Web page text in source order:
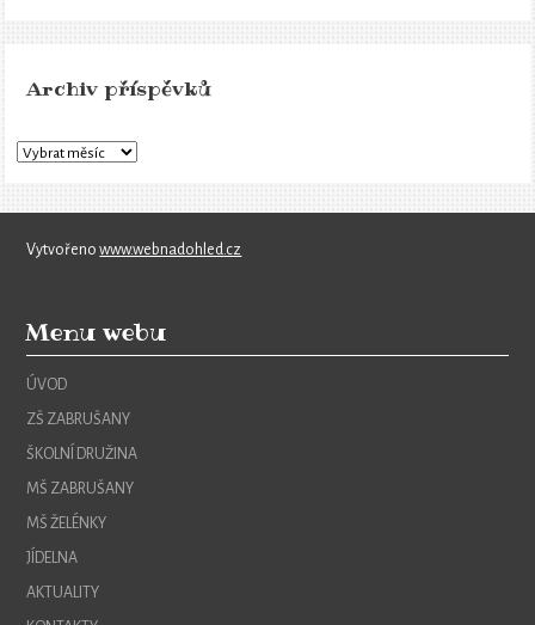
Archiv příspěvků
Vytvořenowww.webnadohled.cz
Menu webu
ÚVOD
ZŠ ZABRUŠANY
ŠKOLNÍ DRUŽINA
MŠ ZABRUŠANY
MŠ ŽELÉNKY
JÍDELNA
AKTUALITY